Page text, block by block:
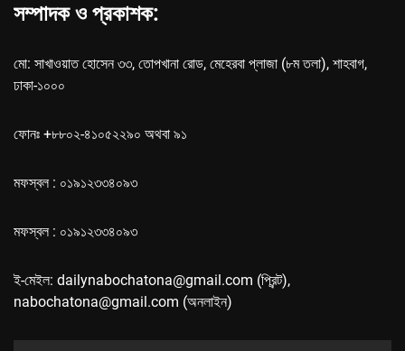
সম্পাদক ও প্রকাশক:
মো: সাখাওয়াত হোসেন ৩৩, তোপখানা রোড, মেহেরবা প্লাজা (৮ম তলা), শাহবাগ,
ঢাকা-১০০০
ফোনঃ +৮৮০২-৪১০৫২২৯০ অথবা ৯১
মফস্বল : ০১৯১২৩৩৪০৯৩
মফস্বল : ০১৯১২৩৩৪০৯৩
ই-মেইল: dailynabochatona@gmail.com (প্রিন্ট),
nabochatona@gmail.com (অনলাইন)